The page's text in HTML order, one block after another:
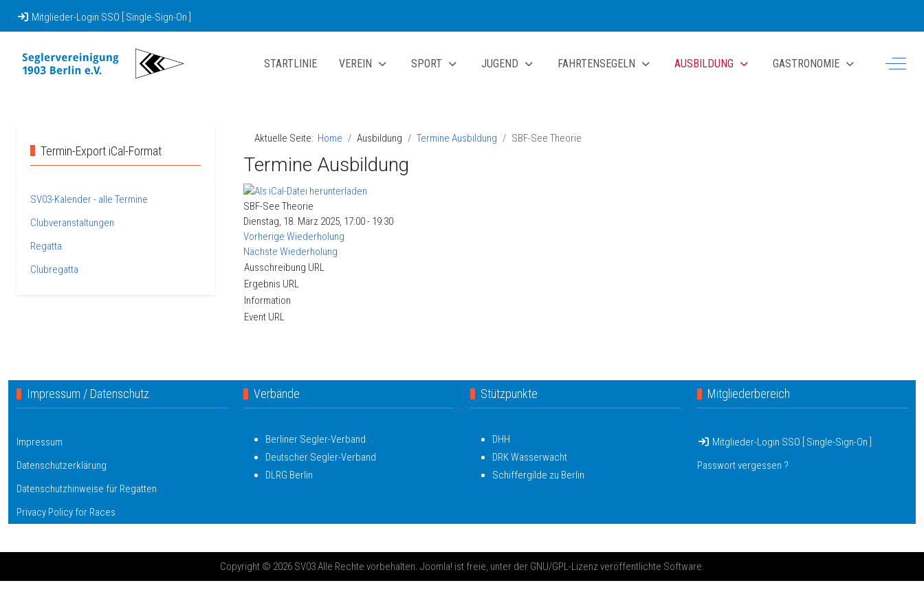
Mitglieder-Login SSO [ Single-Sign-On ]
STARTLINIE VEREIN SPORT JUGEND FAHRTENSEGELN AUSBILDUNG GASTRONOMIE Off-
Termin-Export iCal-Format
SV03-Kalender - alle Termine
Clubveranstaltungen
Regatta
Clubregatta
Aktuelle Seite: Home Ausbildung Termine Ausbildung SBF-See Theorie
Termine Ausbildung
SBF-See Theorie
Dienstag, 18. März 2025, 17:00 - 19:30
Vorherige Wiederholung
Nächste Wiederholung
Ausschreibung URL
Ergebnis URL
Information
Event URL
Impressum / Datenschutz
Impressum
Datenschutzerklärung
Datenschutzhinweise für Regatten
Privacy Policy for Races
Verbände
Berliner Segler-Verband
Deutscher Segler-Verband
DLRG Berlin
Stützpunkte
DHH
DRK Wasserwacht
Schiffergilde zu Berlin
Mitgliederbereich
Mitglieder-Login SSO [ Single-Sign-On ]
Passwort vergessen ?
Copyright © 2026 SV03 Alle Rechte vorbehalten. Joomla! ist freie, unter der GNU/GPL-Lizenz veröffentlichte Software.